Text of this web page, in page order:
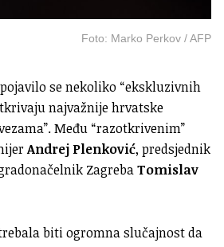
Foto: Marko Perkov / AFP
se nekoliko “ekskluzivnih
najvažnije hrvatske
Među “razotkrivenim”
Andrej Plenković, predsjednik
ZagrebaTomislav
biti ogromna slučajnost da